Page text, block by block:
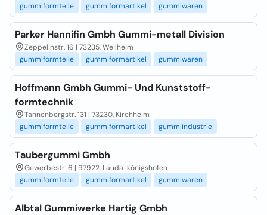
gummiformteile
gummiformartikel gummiwaren
Parker Hannifin Gmbh Gummi-metall Division
Zeppelinstr. 16 | 73235, Weilheim
gummiformteile
gummiformartikel gummiwaren
Hoffmann Gmbh Gummi- Und Kunststoff-
formtechnik
Tannenbergstr. 131 | 73230, Kirchheim
gummiformteile
gummiformartikel gummiindustrie
Taubergummi Gmbh
Gewerbestr. 6 | 97922, Lauda-kõnigshofen
gummiformteile
gummiformartikel gummiwaren
Albtal Gummiwerke Hartig Gmbh